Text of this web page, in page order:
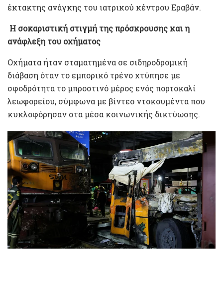
έκτακτης ανάγκης του ιατρικού κέντρου Εραβάν.
Η σοκαριστική στιγμή της πρόσκρουσης και η
ανάφλεξη του οχήματος
Οχήματα ήταν σταματημένα σε σιδηροδρομική
διάβαση όταν το εμπορικό τρένο χτύπησε με
σφοδρότητα το μπροστινό μέρος ενός πορτοκαλί
λεωφορείου, σύμφωνα με βίντεο ντοκουμέντα που
κυκλοφόρησαν στα μέσα κοινωνικής δικτύωσης.